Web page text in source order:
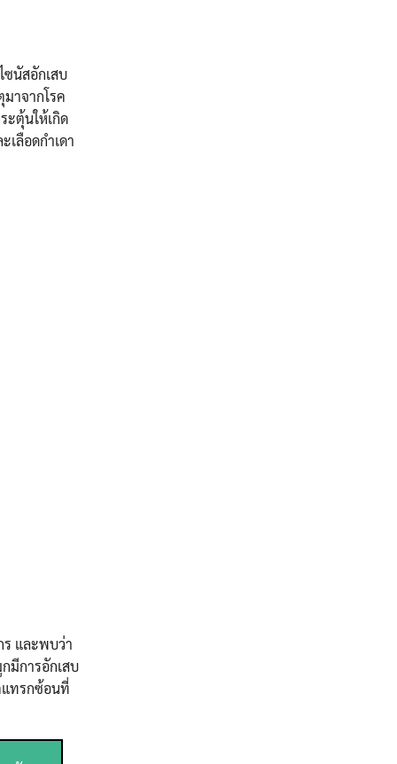
ซนัสอักเสบ
าจากโรค
ะตุ้นให้เกิด
ลือดกำเดา
ร และพบว่า
มีการอักเสบ
แทรกซ้อนที่